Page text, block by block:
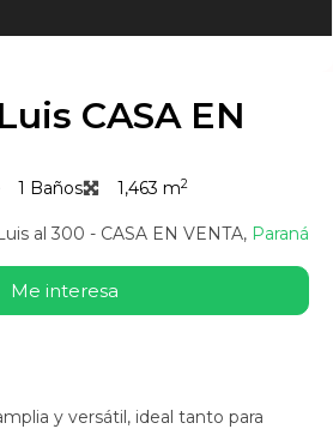
CASA EN
1 Baños 1,463 m2
al 300 - CASA EN VENTA, Paraná
Me interesa
y versátil, ideal tanto para